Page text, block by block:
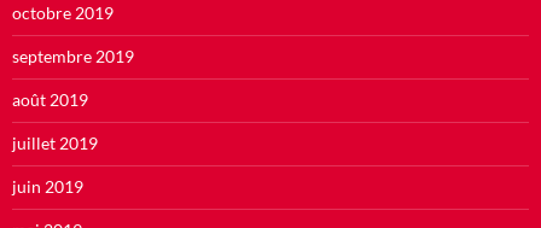
octobre 2019
septembre 2019
août 2019
juillet 2019
juin 2019